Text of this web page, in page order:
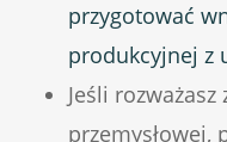
przygotować
produkcyjnej z
Jeśli
przemysłowej,